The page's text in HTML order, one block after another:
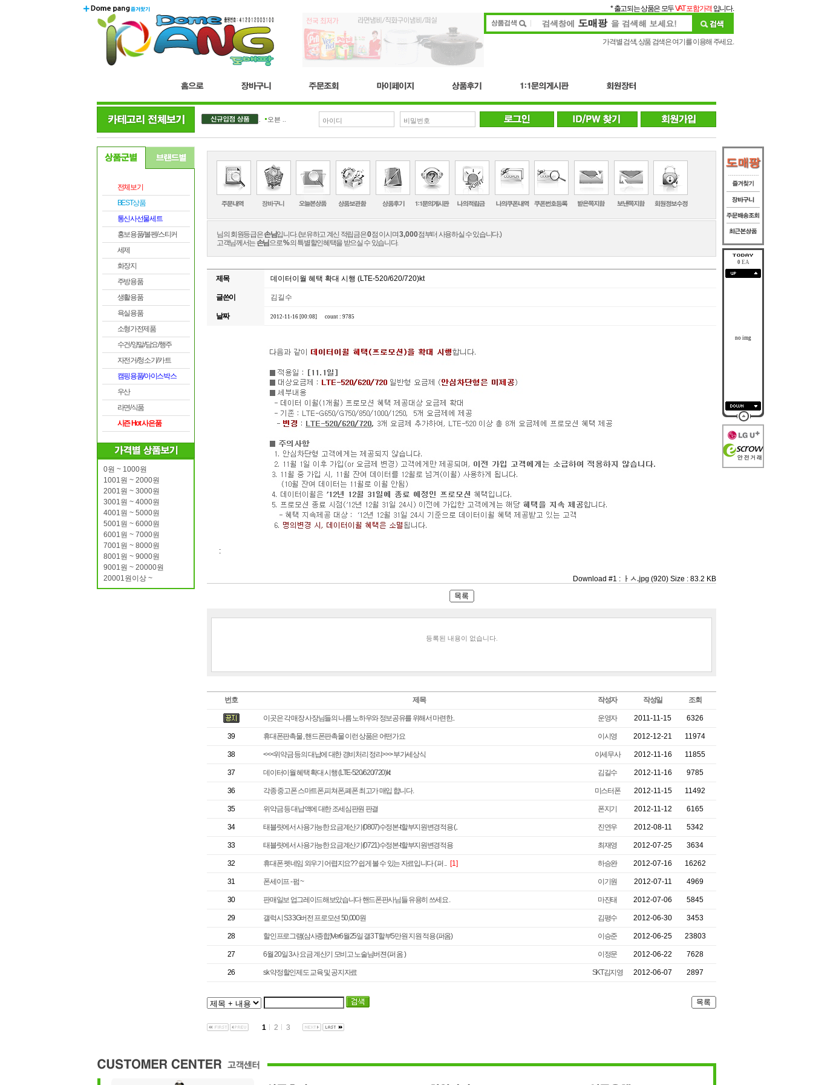
* 출고되는 상품은 모두VAT 포함가격 입니다.
가격별 검색, 상품 검색은 여기를 이용해 주세요.
더블.. 오븐 ..
전체보기
BEST상품
통신사선물세트
홍보용품/볼펜/스티커
세제
화장지
주방용품
생활용품
욕실용품
소형가전제품
수건/양말/담요/행주
자전거/청소기/카트
캠핑용품/아이스박스
우산
라면/식품
시즌 Hot 사은품
0원 ~ 1000원
1001원 ~ 2000원
2001원 ~ 3000원
3001원 ~ 4000원
4001원 ~ 5000원
5001원 ~ 6000원
6001원 ~ 7000원
7001원 ~ 8000원
8001원 ~ 9000원
9001원 ~ 20000원
20001원이상 ~
님의 회원등급은손님입니다. (보유하고 계신 적립금은0점 이시며3,000점부터 사용하실 수 있습니다.)
고객님께서는 손님으로%의 특별할인혜택을 받으실 수 있습니다.
제목 데이터이월 혜택 확대 시행 (LTE-520/620/720)kt
글쓴이 김길수
날짜 2012-11-16 [00:08] count : 9785
:
Download #1 : ㅏㅅ.jpg (920) Size : 83.2 KB
등록된 내용이 없습니다.
번호 제목 작성자 작성일 조회
이곳은 각 매장 사장님들의 나름 노하우와 정보공유를 위해서 마련한.. 운영자 2011-11-15 6326
39 휴대폰판촉물 , 핸드폰판촉물 이런 상품은 어떤가요 이시영 2012-12-21 11974
38 <<<위약금 등의 대납에 대한 경비처리 정리>>> 부가세상식 이세무사 2012-11-16 11855
37 데이터이월 혜택 확대 시행 (LTE-520/620/720)kt 김길수 2012-11-16 9785
36 각종 중고폰 스마트폰,피쳐폰,폐폰 최고가 매입 합니다. 미스터폰 2012-11-15 11492
35 위약금 등 대납액에 대한 조세심판원 판결 폰지기 2012-11-12 6165
34 태블릿에서 사용가능한 요금계산기(0807)수정본-t할부지원변경적용 (.. 진연우 2012-08-11 5342
33 태블릿에서 사용가능한 요금계산기(0721)수정본-t할부지원변경적용 최재영 2012-07-25 3634
32 휴대폰 펫네임 외우기 어렵지요?? 쉽게 볼 수 있는 자료입니다 ( 퍼 .. [1] 하승완 2012-07-16 16262
31 폰세이프 - 펌 ~ 이기원 2012-07-11 4969
30 판매일보 업그레이드해보았습니다 핸드폰판사님들 유용히 쓰세요 . 마진태 2012-07-06 5845
29 갤럭시 S3 3G버전 프로모션 50,000원 김평수 2012-06-30 3453
28 할인프로그램(삼사종합)Ver6월25일 갤3 T할부5만원 지원 적용 (퍼옴) 이승준 2012-06-25 23803
27 6월 20일 3사 요금 계산기 모비고 노술님버젼 (퍼 옴 ) 이정문 2012-06-22 7628
26 sk 약정할인제도 교육 및 공지자료 SKT김지영 2012-06-07 2897
1 2 3
0EA
no img